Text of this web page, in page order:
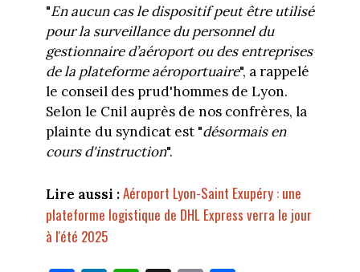
"En aucun cas le dispositif peut être utilisé
pour la surveillance du personnel du
gestionnaire d’aéroport ou des entreprises
de la plateforme aéroportuaire", a rappelé
le conseil des prud'hommes de Lyon.
Selon le Cnil auprès de nos confrères, la
plainte du syndicat est "désormais en
cours d'instruction".
Lire aussi : Aéroport Lyon-Saint Exupéry : une
plateforme logistique de DHL Express verra le jour
à l'été 2025